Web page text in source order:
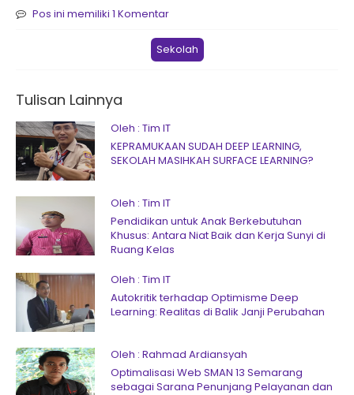
Pos ini memiliki 1 Komentar
Sekolah
Tulisan Lainnya
Oleh : Tim IT
KEPRAMUKAAN SUDAH DEEP LEARNING,
SEKOLAH MASIHKAH SURFACE LEARNING?
Oleh : Tim IT
Pendidikan untuk Anak Berkebutuhan
Khusus: Antara Niat Baik dan Kerja Sunyi di
Ruang Kelas
Oleh : Tim IT
Autokritik terhadap Optimisme Deep
Learning: Realitas di Balik Janji Perubahan
Oleh : Rahmad Ardiansyah
Optimalisasi Web SMAN 13 Semarang
sebagai Sarana Penunjang Pelayanan dan